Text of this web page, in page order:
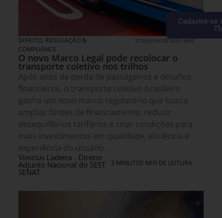
DIREITO, REGULAÇÃO &
COMPLIANCE
27 DE JULHO DE 2026 14H00
O novo Marco Legal pode recolocar o
transporte coletivo nos trilhos
Após anos de perda de passageiros e desafios
financeiros, o transporte coletivo brasileiro
ganha um novo marco regulatório que busca
ampliar fontes de financiamento, reduzir
desequilíbrios tarifários e criar condições para
mais investimentos em qualidade, eficiência e
experiência do usuário.
Vinicius Ladeira - Diretor
Adjunto Nacional do SEST
SENAT
3 MINUTOS MIN DE LEITURA
Cadastre-se